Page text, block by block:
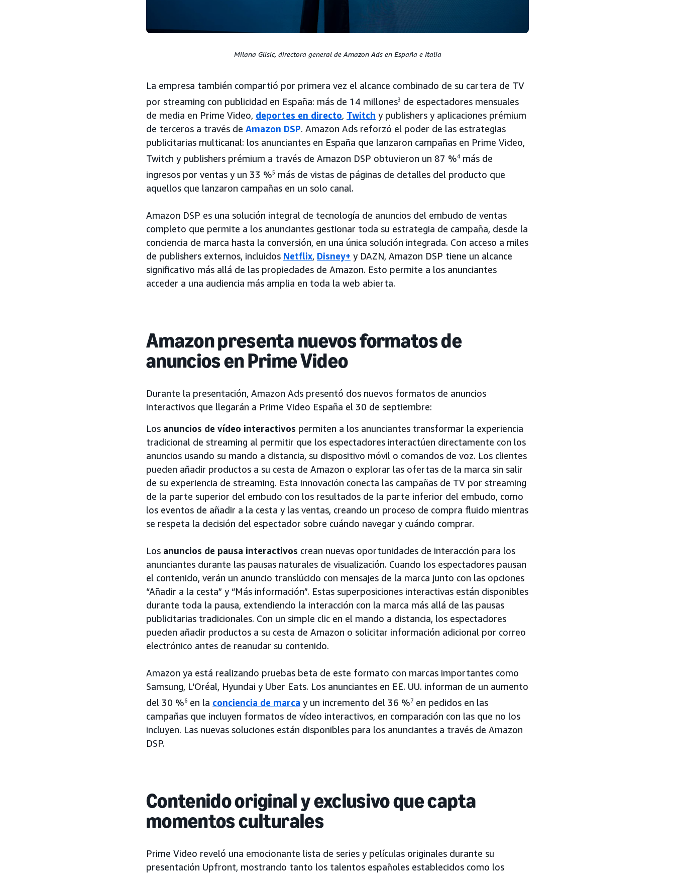
Milana Glisic, directora general de Amazon Ads en España e Italia
La empresa también compartió por primera vez el alcance combinado de su cartera de TV
por streaming con publicidad en España: más de 14 millones3 de espectadores mensuales
de media en Prime Video, deportes en directo, Twitch y publishers y aplicaciones prémium
de terceros a través de Amazon DSP. Amazon Ads reforzó el poder de las estrategias
publicitarias multicanal: los anunciantes en España que lanzaron campañas en Prime Video,
Twitch y publishers prémium a través de Amazon DSP obtuvieron un 87 %4 más de
ingresos por ventas y un 33 %5 más de vistas de páginas de detalles del producto que
aquellos que lanzaron campañas en un solo canal.
Amazon DSP es una solución integral de tecnología de anuncios del embudo de ventas
completo que permite a los anunciantes gestionar toda su estrategia de campaña, desde la
conciencia de marca hasta la conversión, en una única solución integrada. Con acceso a miles
de publishers externos, incluidos Netflix, Disney+ y DAZN, Amazon DSP tiene un alcance
significativo más allá de las propiedades de Amazon. Esto permite a los anunciantes
acceder a una audiencia más amplia en toda la web abierta.
Amazon presenta nuevos formatos de
anuncios en Prime Video
Durante la presentación, Amazon Ads presentó dos nuevos formatos de anuncios
interactivos que llegarán a Prime Video España el 30 de septiembre:
Los anuncios de vídeo interactivos permiten a los anunciantes transformar la experiencia
tradicional de streaming al permitir que los espectadores interactúen directamente con los
anuncios usando su mando a distancia, su dispositivo móvil o comandos de voz. Los clientes
pueden añadir productos a su cesta de Amazon o explorar las ofertas de la marca sin salir
de su experiencia de streaming. Esta innovación conecta las campañas de TV por streaming
de la parte superior del embudo con los resultados de la parte inferior del embudo, como
los eventos de añadir a la cesta y las ventas, creando un proceso de compra fluido mientras
se respeta la decisión del espectador sobre cuándo navegar y cuándo comprar.
Los anuncios de pausa interactivos crean nuevas oportunidades de interacción para los
anunciantes durante las pausas naturales de visualización. Cuando los espectadores pausan
el contenido, verán un anuncio translúcido con mensajes de la marca junto con las opciones
“Añadir a la cesta” y “Más información”. Estas superposiciones interactivas están disponibles
durante toda la pausa, extendiendo la interacción con la marca más allá de las pausas
publicitarias tradicionales. Con un simple clic en el mando a distancia, los espectadores
pueden añadir productos a su cesta de Amazon o solicitar información adicional por correo
electrónico antes de reanudar su contenido.
Amazon ya está realizando pruebas beta de este formato con marcas importantes como
Samsung, L'Oréal, Hyundai y Uber Eats. Los anunciantes en EE. UU. informan de un aumento
del 30 %6 en la conciencia de marca y un incremento del 36 %7 en pedidos en las
campañas que incluyen formatos de vídeo interactivos, en comparación con las que no los
incluyen. Las nuevas soluciones están disponibles para los anunciantes a través de Amazon
DSP.
Contenido original y exclusivo que capta
momentos culturales
Prime Video reveló una emocionante lista de series y películas originales durante su
presentación Upfront, mostrando tanto los talentos españoles establecidos como los